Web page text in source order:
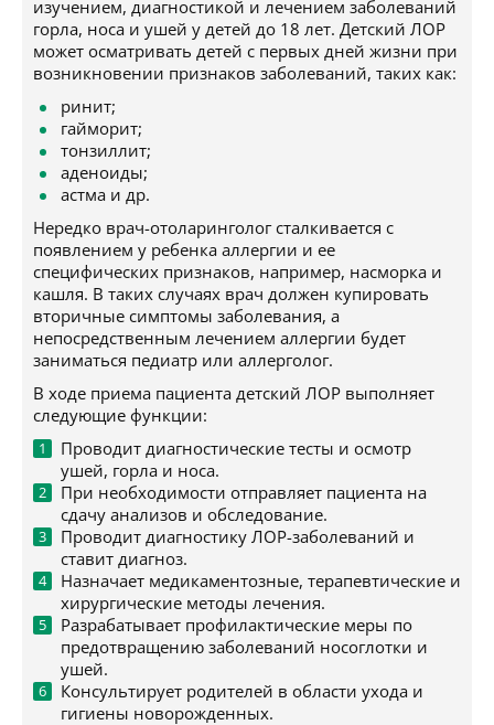
изучением, диагностикой и лечением заболеваний
горла, носа и ушей у детей до 18 лет. Детский ЛОР
может осматривать детей с первых дней жизни при
возникновении признаков заболеваний, таких как:
ринит;
гайморит;
тонзиллит;
аденоиды;
астма и др.
Нередко врач-отоларинголог сталкивается с
появлением у ребенка аллергии и ее
специфических признаков, например, насморка и
кашля. В таких случаях врач должен купировать
вторичные симптомы заболевания, а
непосредственным лечением аллергии будет
заниматься педиатр или аллерголог.
В ходе приема пациента детский ЛОР выполняет
следующие функции:
Проводит диагностические тесты и осмотр
ушей, горла и носа.
При необходимости отправляет пациента на
сдачу анализов и обследование.
Проводит диагностику ЛОР-заболеваний и
ставит диагноз.
Назначает медикаментозные, терапевтические и
хирургические методы лечения.
Разрабатывает профилактические меры по
предотвращению заболеваний носоглотки и
ушей.
Консультирует родителей в области ухода и
гигиены новорожденных.